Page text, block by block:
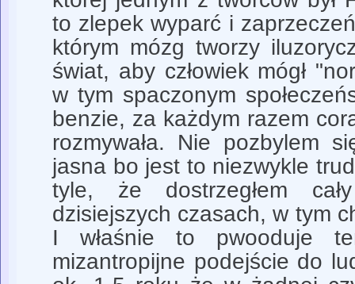
to zlepek wyparć i
którym mózg tworzy
świat, aby człowiek mógł
w tym spaczonym
benzie, za każdym razem
rozmywała. Nie pozbylem
jasna bo jest to niezwykle
tyle, że dostrzegłem
dzisiejszych czasach, w tym
I właśnie to pwooduje
mizantropijne podejście do